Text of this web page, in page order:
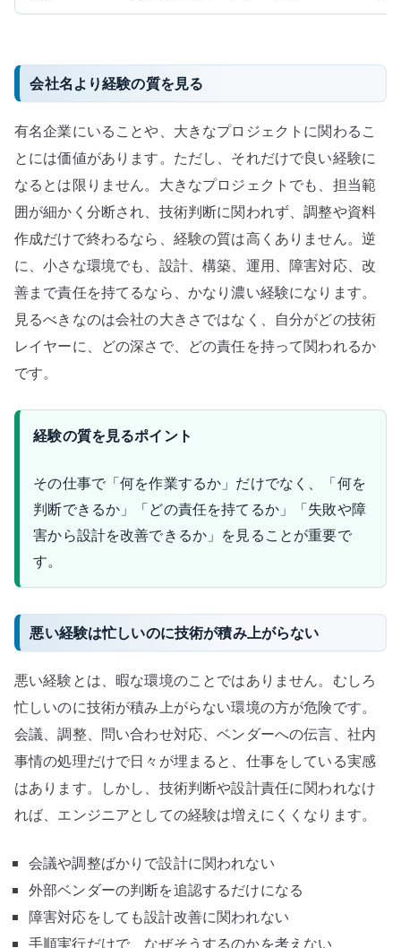
会社名より経験の質を見る
有名企業にいることや、大きなプロジェクトに関わるこ
とには価値があります。ただし、それだけで良い経験に
なるとは限りません。大きなプロジェクトでも、担当範
囲が細かく分断され、技術判断に関われず、調整や資料
作成だけで終わるなら、経験の質は高くありません。逆
に、小さな環境でも、設計、構築、運用、障害対応、改
善まで責任を持てるなら、かなり濃い経験になります。
見るべきなのは会社の大きさではなく、自分がどの技術
レイヤーに、どの深さで、どの責任を持って関われるか
です。
経験の質を見るポイント
その仕事で「何を作業するか」だけでなく、「何を
判断できるか」「どの責任を持てるか」「失敗や障
害から設計を改善できるか」を見ることが重要で
す。
悪い経験は忙しいのに技術が積み上がらない
悪い経験とは、暇な環境のことではありません。むしろ
忙しいのに技術が積み上がらない環境の方が危険です。
会議、調整、問い合わせ対応、ベンダーへの伝言、社内
事情の処理だけで日々が埋まると、仕事をしている実感
はあります。しかし、技術判断や設計責任に関われなけ
れば、エンジニアとしての経験は増えにくくなります。
会議や調整ばかりで設計に関われない
外部ベンダーの判断を追認するだけになる
障害対応をしても設計改善に関われない
手順実行だけで、なぜそうするのかを考えない